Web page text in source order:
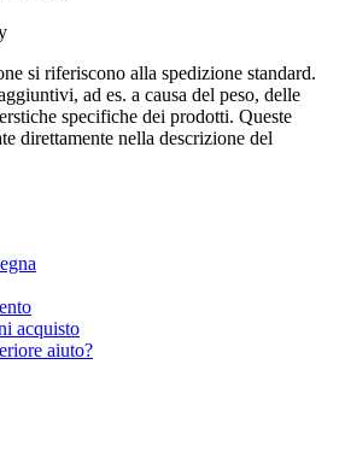
si riferiscono alla spedizione standard.
ad es. a causa del peso, delle
specifiche dei prodotti. Queste
direttamente nella descrizione del
acquisto
aiuto?